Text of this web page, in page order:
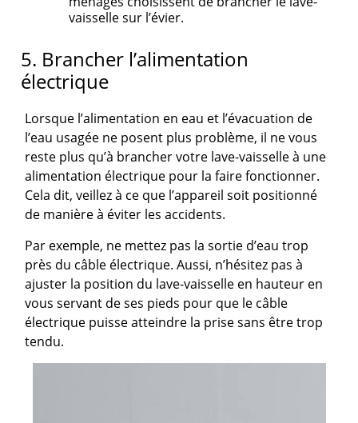
vaisselle sur l’évier.
5. Brancher l’alimentation
électrique
Lorsque l’alimentation en eau et l’évacuation de
l’eau usagée ne posent plus problème, il ne vous
reste plus qu’à brancher votre lave-vaisselle à une
alimentation électrique pour la faire fonctionner.
Cela dit, veillez à ce que l’appareil soit positionné
de manière à éviter les accidents.
Par exemple, ne mettez pas la sortie d’eau trop
près du câble électrique. Aussi, n’hésitez pas à
ajuster la position du lave-vaisselle en hauteur en
vous servant de ses pieds pour que le câble
électrique puisse atteindre la prise sans être trop
tendu.